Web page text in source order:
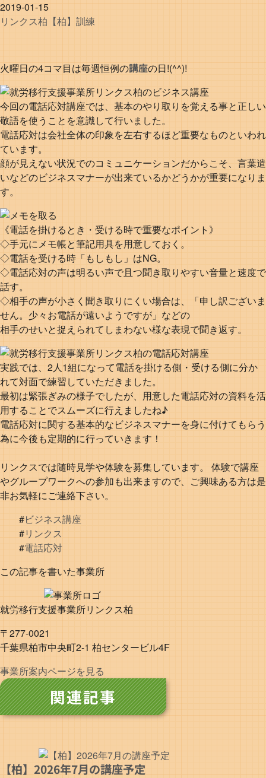
2019-01-15
リンクス柏 【柏】訓練
火曜日の4コマ目は毎週恒例の講座の日!(^^)!
今回の電話応対講座では、基本のやり取りを覚える事と正しい
敬語を使うことを意識して行いました。
電話応対は会社全体の印象を左右するほど重要なものといわれ
ています。
顔が見えない状況でのコミュニケーションだからこそ、言葉遣
いなどのビジネスマナーが出来ているかどうかが重要になりま
す。
《電話を掛けるとき・受ける時で重要なポイント》
◇手元にメモ帳と筆記用具を用意しておく。
◇電話を受ける時「もしもし」はNG。
◇電話応対の声は明るい声で且つ聞き取りやすい音量と速度で
話す。
◇相手の声が小さく聞き取りにくい場合は、「申し訳ございま
せん。少々お電話が遠いようですが」などの
相手のせいと捉えられてしまわない様な表現で聞き返す。
実践では、2人1組になって電話を掛ける側・受ける側に分か
れて対面で練習していただきました。
最初は緊張ぎみの様子でしたが、用意した電話応対の資料を活
用することでスムーズに行えましたね♪
電話応対に関する基本的なビジネスマナーを身に付けてもらう
為に今後も定期的に行っていきます！
リンクスでは随時見学や体験を募集しています。 体験で講座
やグループワークへの参加も出来ますので、ご興味ある方は是
非お気軽にご連絡下さい。
#ビジネス講座
#リンクス
#電話応対
この記事を書いた事業所
就労移行支援事業所リンクス柏
〒277-0021
千葉県柏市中央町2-1 柏センタービル4F
事業所案内ページを見る
関連記事
【柏】2026年7月の講座予定